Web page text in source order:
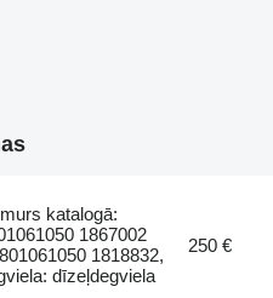
katalogā:
1867002
1818832,
dīzeļdegviela
250 €